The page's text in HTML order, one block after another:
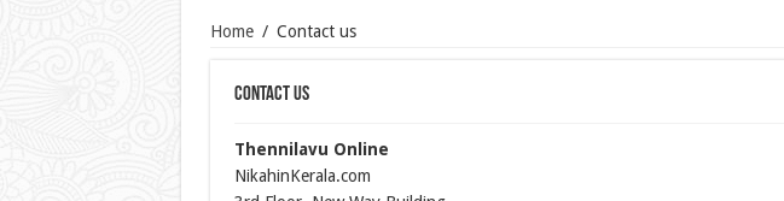
Home / Contact us
Contact us
Thennilavu Online
NikahinKerala.com